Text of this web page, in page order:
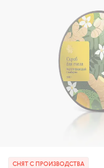
СНЯТ С ПРОИЗВОДСТВА